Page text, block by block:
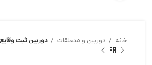
خانه دوربین و متعلقات دوربین ثبت وقایع